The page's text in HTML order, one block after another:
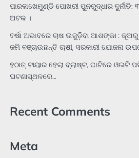
ପାରଳାଖେମୁଣ୍ଡି ପୋଖରୀ ପୁନରୁଦ୍ଧାର
ଅଟକ ।
ବର୍ଷା ଅଭାବରେ ଚାଷ ଉଜୁଡ଼ିବା ଆଶଙ୍କା :
ଜମି ବଞ୍ଚାଉଛନ୍ତି ଚାଷୀ, ସରକାରୀ ଯୋଜନା
ହଠାତ୍‌ ଟାୟାର ହେଲା ବ୍ଲାଷ୍ଟ, ଘାଟିରେ ଓଲଟି
ଘଟଣାସ୍ଥଳରେ…
Recent Comments
Meta